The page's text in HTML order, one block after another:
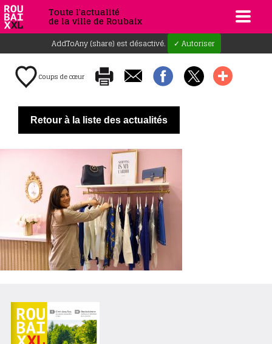
Toute l'actualité
de la ville de Roubaix
AddToAny (share) est désactivé. ✓ Autoriser
Coups de cœur
Retour à la liste des actualités